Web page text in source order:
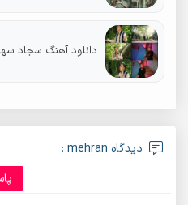
دانلود آهنگ سجاد
دیدگاه mehran :